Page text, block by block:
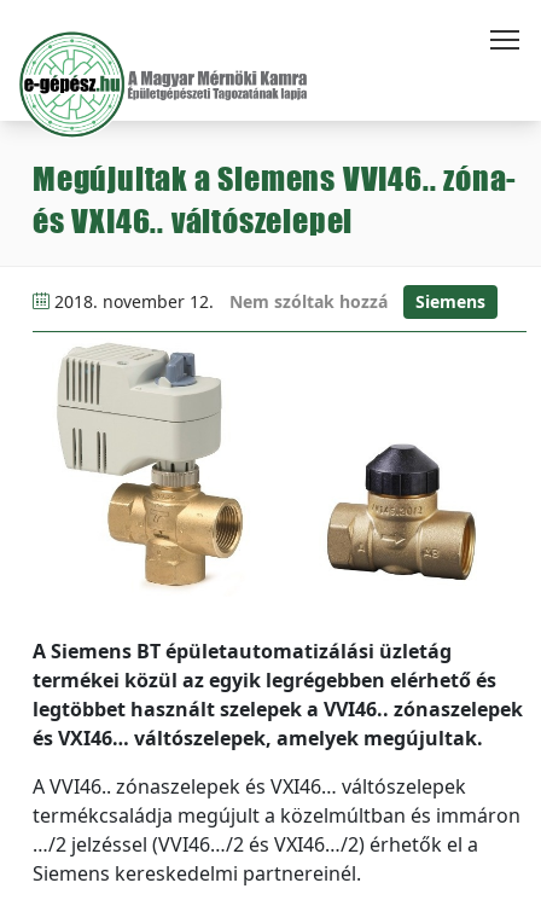
Megújultak a Siemens VVI46.. zóna-
és VXI46.. váltószelepei
2018. november 12. Nem szóltak hozzá Siemens
A Siemens BT épületautomatizálási üzletág
termékei közül az egyik legrégebben elérhető és
legtöbbet használt szelepek a VVI46.. zónaszelepek
és VXI46… váltószelepek, amelyek megújultak.
A VVI46.. zónaszelepek és VXI46… váltószelepek
termékcsaládja megújult a közelmúltban és immáron
…/2 jelzéssel (VVI46…/2 és VXI46…/2) érhetők el a
Siemens kereskedelmi partnereinél.